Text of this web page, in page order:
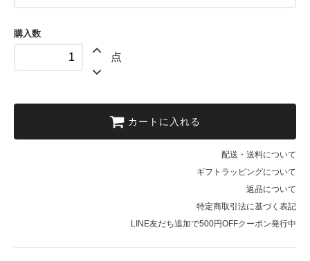
購入数
点
カートに入れる
配送・送料について
ギフトラッピングについて
返品について
特定商取引法に基づく表記
LINE友だち追加で500円OFFクーポン発行中